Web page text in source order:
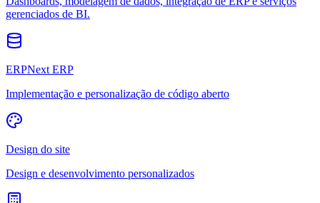
gerenciados de BI.
ERPNext ERP
Implementação e personalização de código aberto
Design do site
Design e desenvolvimento personalizados